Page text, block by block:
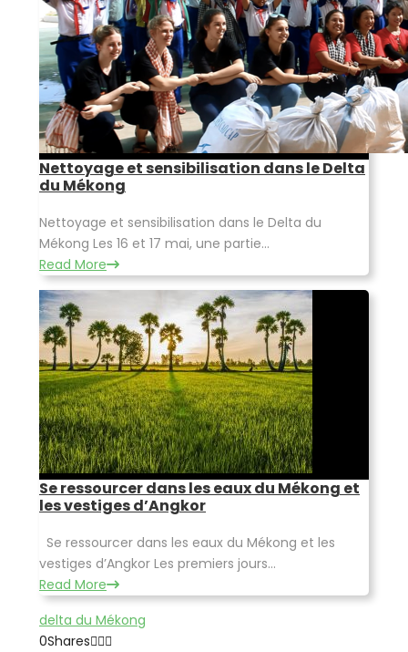
Nettoyage et sensibilisation dans le Delta
du Mékong
Nettoyage et sensibilisation dans le Delta du
Mékong Les 16 et 17 mai, une partie...
Read More
Se ressourcer dans les eaux du Mékong et
les vestiges d’Angkor
Se ressourcer dans les eaux du Mékong et les
vestiges d’Angkor Les premiers jours...
Read More
delta du Mékong
0Shares